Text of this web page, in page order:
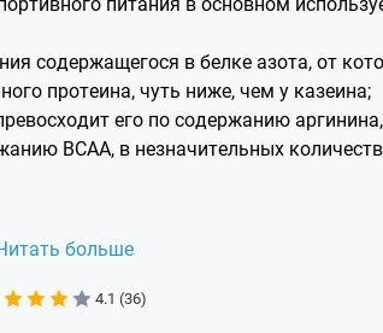
содержащегося в белке азота, от
протеина, чуть ниже, чем у казеина;
его по содержанию
ВСАА, в незначительных
под действием гормона
больше
4.1 (36)